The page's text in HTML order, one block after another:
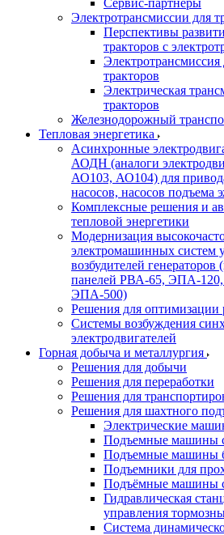
Сервис-партнеры
Электротрансмиссии для
Перспективы
тракторов с
тракторов
Электрическая
тракторов
Железнодорожный
Тепловая энергетика
Асинхронные
АОДН (аналоги
АО103, АО104) для
насосов, насосов подъема
Комплексные решения и
тепловой энергетики
Модернизация
электромашинных систем
возбудителей
панелей РВА-65, ЭПА-
ЭПА-500)
Решения для оптимизации
Системы возбуждения
электродвигателей
Горная добыча и металлургия
Решения для добычи
Решения для переработки
Решения для
Решения для шахтного
Электрические
Подъемные машины
Подъемные машины
Подъемники для
Подъёмные машины
Гидравлическая
управления
Система